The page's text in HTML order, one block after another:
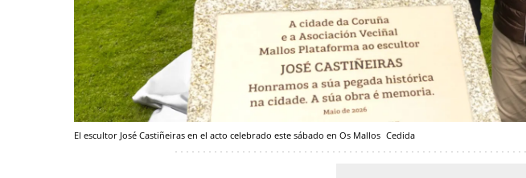
El escultor José Castiñeiras en el acto celebrado este sábado en Os Mallos Cedida